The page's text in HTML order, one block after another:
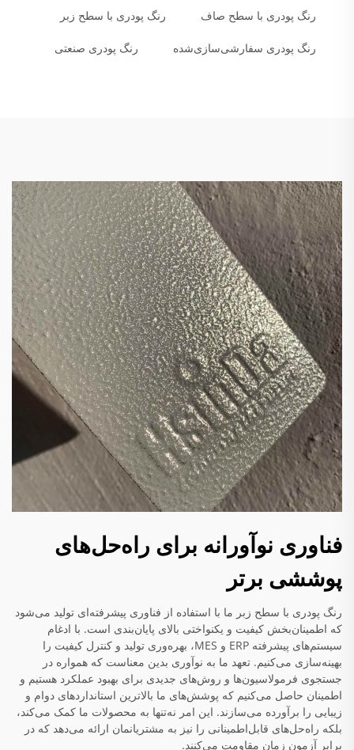
رنگ پودری با سطح صاف رنگ پودری با سطح زبر
رنگ پودری سفارشی‌سازی‌شده رنگ پودری صنعتی
فناوری نوآورانه برای راه‌حل‌های
پوششی برتر
رنگ پودری با سطح زبر ما با استفاده از فناوری پیشرفته‌ای تولید می‌شود
که اطمینان‌بخش کیفیت و یکنواختی بالای پایان‌بندی است. با ادغام
سیستم‌های پیشرفته ERP و MES، بهره‌وری تولید و کنترل کیفیت را
بهینه‌سازی می‌کنیم. تعهد ما به نوآوری بدین معناست که همواره در
جستجوی فرمولاسیون‌ها و روش‌های جدیدی برای بهبود عملکرد هستیم و
اطمینان حاصل می‌کنیم که پوشش‌های ما بالاترین استانداردهای دوام و
زیبایی را برآورده می‌سازند. این امر نه‌تنها به محصولات ما کمک می‌کند،
بلکه راه‌حل‌های قابل‌اطمینانی را نیز به مشتریانمان ارائه می‌دهد که در
برابر آزمون زمان مقاومت می‌کنند.